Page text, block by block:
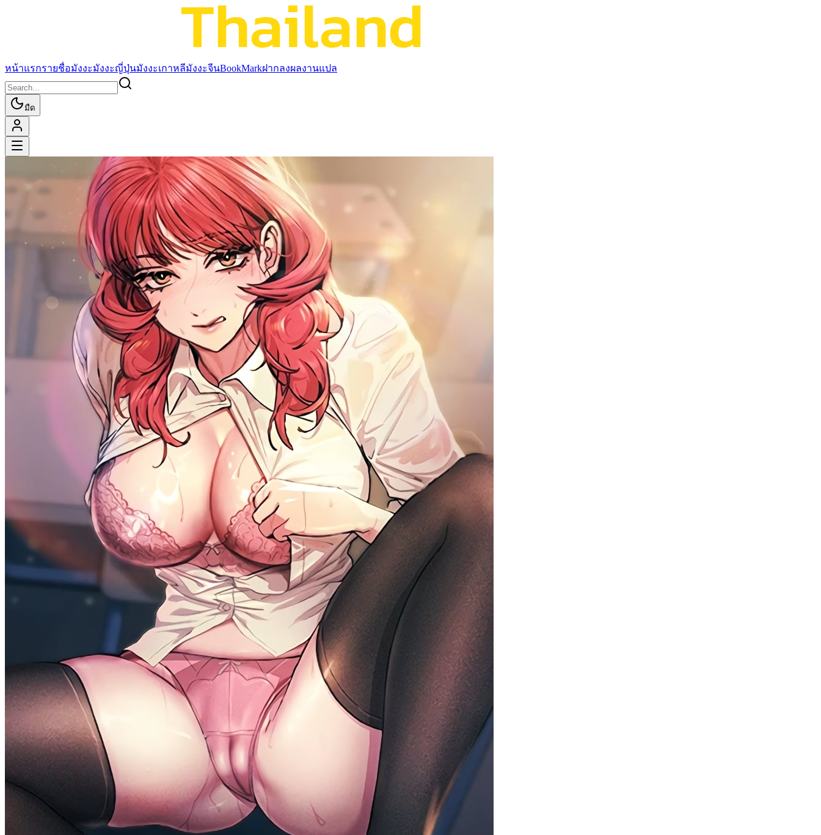
หน้าแรกรายชื่อมังงะมังงะญี่ปุ่นมังงะเกาหลีมังงะจีนBookMarkฝากลงผลงานแปล
มืด